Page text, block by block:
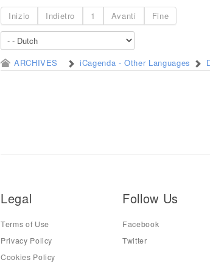
Inizio Indietro 1 Avanti Fine
ARCHIVES iCagenda - Other Languages
Legal
Terms of Use
Privacy Policy
Cookies Policy
Follow Us
Facebook
Twitter